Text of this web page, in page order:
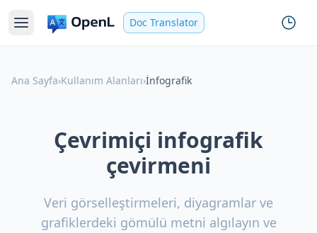
Doc Translator
Ana Sayfa›Kullanım Alanları›İnfografik
Çevrimiçi infografik
çevirmeni
Veri görselleştirmeleri, diyagramlar ve
grafiklerdeki gömülü metni algılayın ve